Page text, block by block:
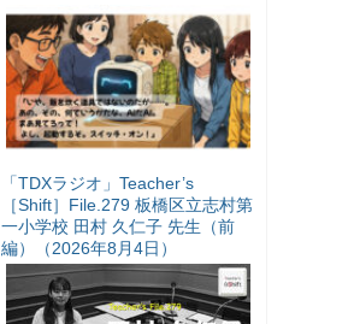
「TDXラジオ」Teacher’s
［Shift］File.279 板橋区立志村第
一小学校 田村 久仁子 先生（前
編）（2026年8月4日）